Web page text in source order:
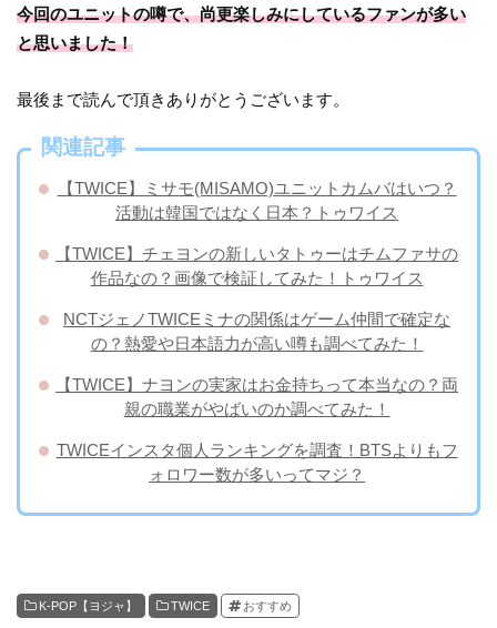
今回のユニットの噂で、尚更楽しみにしているファンが多い
と思いました！
最後まで読んで頂きありがとうございます。
関連記事
【TWICE】ミサモ(MISAMO)ユニットカムバはいつ？
活動は韓国ではなく日本？トゥワイス
【TWICE】チェヨンの新しいタトゥーはチムファサの
作品なの？画像で検証してみた！トゥワイス
NCTジェノTWICEミナの関係はゲーム仲間で確定な
の？熱愛や日本語力が高い噂も調べてみた！
【TWICE】ナヨンの実家はお金持ちって本当なの？両
親の職業がやばいのか調べてみた！
TWICEインスタ個人ランキングを調査！BTSよりもフ
ォロワー数が多いってマジ？
K-POP【ヨジャ】 TWICE おすすめ